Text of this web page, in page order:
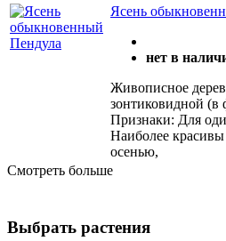
Ясень
нет в
Живописное
зонтиковидной
Признаки: Для
Наиболее
осенью,
Смотреть больше
Выбрать растения